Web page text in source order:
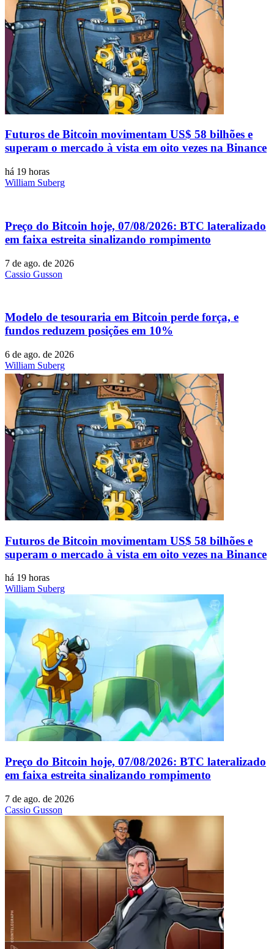
Futuros de Bitcoin movimentam US$ 58 bilhões e
superam o mercado à vista em oito vezes na Binance
há 19 horas
William Suberg
Preço do Bitcoin hoje, 07/08/2026: BTC lateralizado
em faixa estreita sinalizando rompimento
7 de ago. de 2026
Cassio Gusson
Modelo de tesouraria em Bitcoin perde força, e
fundos reduzem posições em 10%
6 de ago. de 2026
William Suberg
Futuros de Bitcoin movimentam US$ 58 bilhões e
superam o mercado à vista em oito vezes na Binance
há 19 horas
William Suberg
Preço do Bitcoin hoje, 07/08/2026: BTC lateralizado
em faixa estreita sinalizando rompimento
7 de ago. de 2026
Cassio Gusson